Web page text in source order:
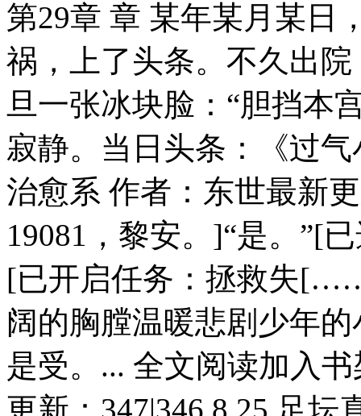
第29章 章 某年某月某日
祸，上了头条。不久出
旦一张冰块脸：“胆挡本
寂静。当日头条：《过
治愈系 作者：东世最新
19081，黎安。]“是。”[
[已开启任务：拯救失
阔的胸膛温暖悲剧少年
是受。... 全文阅读加入
更新：347|346.8.25 足